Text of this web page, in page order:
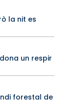
la nit es
un respir
forestal de